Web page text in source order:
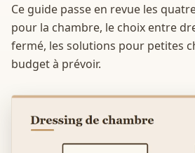
Ce guide passe en revue les
pour la chambre, le choix entre
fermé, les solutions pour petites
budget à prévoir.